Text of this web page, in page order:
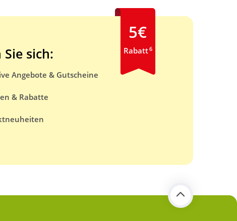
sich:
Angebote & Gutscheine
& Rabatte
5€
Rabatt6